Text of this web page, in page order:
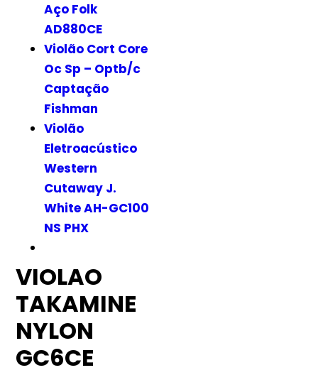
Aço Folk
AD880CE
Violão Cort Core
Oc Sp – Optb/c
Captação
Fishman
Violão
Eletroacústico
Western
Cutaway J.
White AH-GC100
NS PHX
VIOLAO
TAKAMINE
NYLON
GC6CE